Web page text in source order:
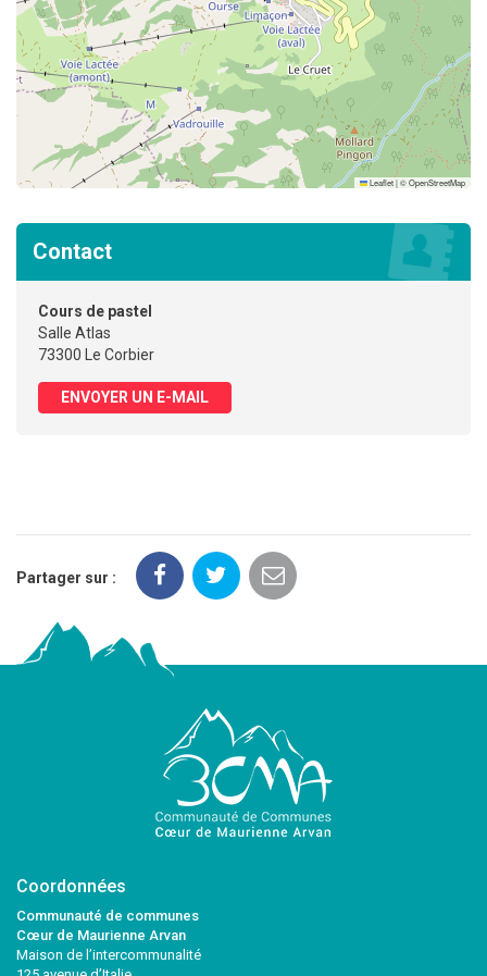
Leaflet|©OpenStreetMap
Contact
Cours de pastel
Salle Atlas
73300 Le Corbier
ENVOYER UN E-MAIL
Partager sur :
Coordonnées
Communauté de communes
Cœur de Maurienne Arvan
Maison de l’intercommunalité